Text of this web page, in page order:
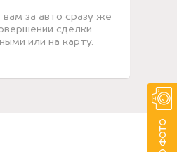
вам за авто сразу же
сделки
или на карту.